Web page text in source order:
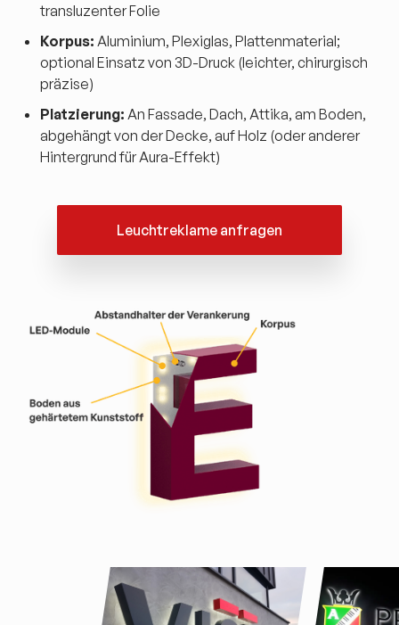
transluzenter Folie
Korpus: Aluminium, Plexiglas, Plattenmaterial;
optional Einsatz von 3D-Druck (leichter, chirurgisch
präzise)
Platzierung: An Fassade, Dach, Attika, am Boden,
abgehängt von der Decke, auf Holz (oder anderer
Hintergrund für Aura-Effekt)
Leuchtreklame anfragen